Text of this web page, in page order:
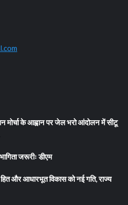
मोर्चा के आह्वान पर जेल भरो आंदोलन में सीटू
जरूरीः डीएम
और आधारभूत विकास को नई गति, राज्य